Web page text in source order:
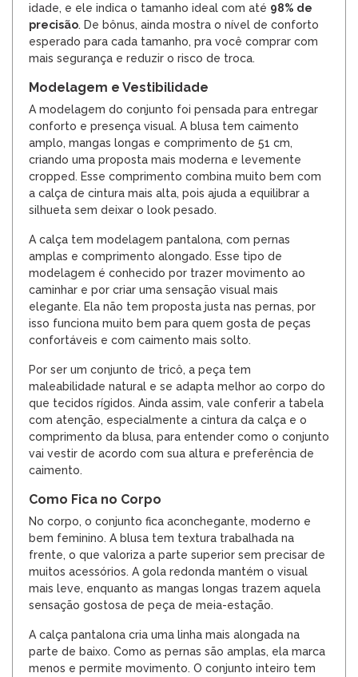
idade, e ele indica o tamanho ideal com até 98% de
precisão. De bônus, ainda mostra o nível de conforto
esperado para cada tamanho, pra você comprar com
mais segurança e reduzir o risco de troca.
Modelagem e Vestibilidade
A modelagem do conjunto foi pensada para entregar
conforto e presença visual. A blusa tem caimento
amplo, mangas longas e comprimento de 51 cm,
criando uma proposta mais moderna e levemente
cropped. Esse comprimento combina muito bem com
a calça de cintura mais alta, pois ajuda a equilibrar a
silhueta sem deixar o look pesado.
A calça tem modelagem pantalona, com pernas
amplas e comprimento alongado. Esse tipo de
modelagem é conhecido por trazer movimento ao
caminhar e por criar uma sensação visual mais
elegante. Ela não tem proposta justa nas pernas, por
isso funciona muito bem para quem gosta de peças
confortáveis e com caimento mais solto.
Por ser um conjunto de tricô, a peça tem
maleabilidade natural e se adapta melhor ao corpo do
que tecidos rígidos. Ainda assim, vale conferir a tabela
com atenção, especialmente a cintura da calça e o
comprimento da blusa, para entender como o conjunto
vai vestir de acordo com sua altura e preferência de
caimento.
Como Fica no Corpo
No corpo, o conjunto fica aconchegante, moderno e
bem feminino. A blusa tem textura trabalhada na
frente, o que valoriza a parte superior sem precisar de
muitos acessórios. A gola redonda mantém o visual
mais leve, enquanto as mangas longas trazem aquela
sensação gostosa de peça de meia-estação.
A calça pantalona cria uma linha mais alongada na
parte de baixo. Como as pernas são amplas, ela marca
menos e permite movimento. O conjunto inteiro tem